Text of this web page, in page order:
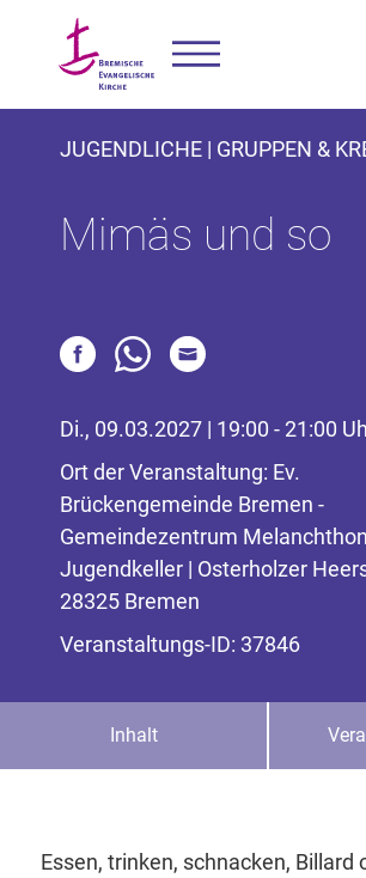
JUGENDLICHE | GRUPPEN &
Mimäs und so
Di., 09.03.2027 | 19:00 - 21:00
Ort der Veranstaltung: Ev.
Brückengemeinde Bremen -
Gemeindezentrum
Jugendkeller | Osterholzer
28325 Bremen
Veranstaltungs-ID: 37846
Inhalt
Essen, trinken, schnacken, Billard